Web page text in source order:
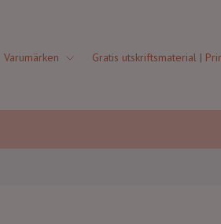
Varumärken
Gratis utskriftsmaterial |